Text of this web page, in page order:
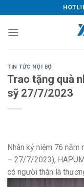
to
content
TIN TỨC NỘI BỘ
Trao tặng quà
sỹ 27/7/2023
Nhân kỷ niệm 76
– 27/7/2023),
có người thân là